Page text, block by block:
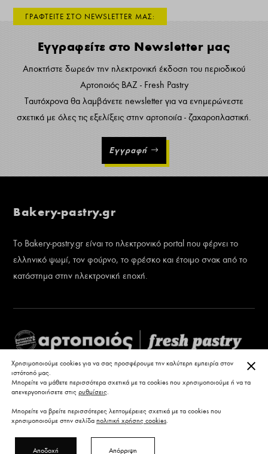
ΓΡΑΦΤΕΙΤΕ ΣΤΟ NEWSLETTER ΜΑΣ:
Εγγραφείτε στο Newsletter μας
Αποκτήστε δωρεάν την ηλεκτρονική έκδοση του περιοδικού
Αρτοποιός ΒΑΖ - Fresh Pastry
Ταυτόχρονα θα λαμβάνετε newsletter για να ενημερώνεστε
σχετικά με όλες τις εξελίξεις στην αρτοποιία - ζαχαροπλαστική.
Εγγραφή
Bakery-pastry.gr
Το Bakery-pastry.gr είναι το ηλεκτρονικό portal που φέρνει το
ελληνικό ψωμί, τον φούρνο, το φρέσκο και έτοιμο σνακ από το
κατάστημα στην ηλεκτρονική εποχή.
Χρησιμοποιούμε cookies για να σας προσφέρουμε την καλύτερη εμπειρία στον
ιστότοπό μας.
Μπορείτε να μάθετε περισσότερα σχετικά με τα cookies που χρησιμοποιούμε ή να τα
απενεργοποιήσετε στις ρυθμίσεις.
Μπορείτε να βρείτε περισσότερες λεπτομέρειες σχετικά με τα cookies που
χρησιμοποιούμε στην σελίδα πολιτική χρήσης cookies.
Αποδοχή Απόρριψη